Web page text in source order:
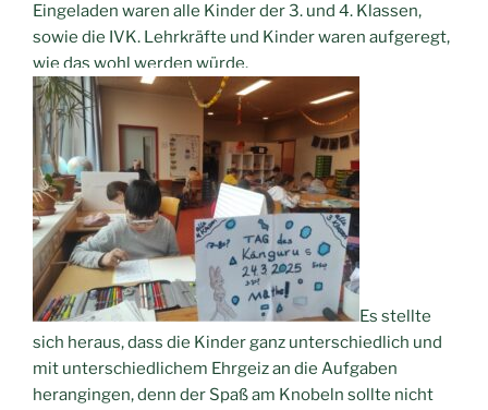
Eingeladen waren alle Kinder der 3. und 4. Klassen,
sowie die IVK. Lehrkräfte und Kinder waren aufgeregt,
wie das wohl werden würde.
Es stellte
sich heraus, dass die Kinder ganz unterschiedlich und
mit unterschiedlichem Ehrgeiz an die Aufgaben
herangingen, denn der Spaß am Knobeln sollte nicht